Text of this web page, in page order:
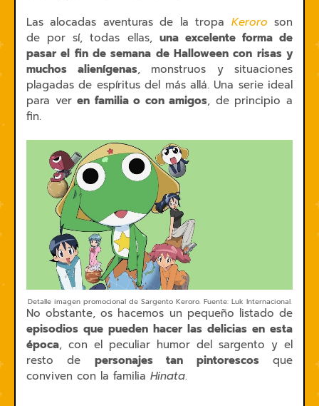
Las alocadas aventuras de la tropa Keroro son
de por sí, todas ellas, una excelente forma de
pasar el fin de semana de Halloween con risas y
muchos alienígenas, monstruos y situaciones
plagadas de espíritus del más allá. Una serie ideal
para veren familia o con amigos, de principio a
fin.
Detalle imagen promocional de Sargento Keroro. Fuente: Luk Internacional.
No obstante, os hacemos un pequeño listado de
episodios que pueden hacer las delicias en esta
época, con el peculiar humor del sargento y el
resto de personajes tan pintorescosque
conviven con la familia Hinata.